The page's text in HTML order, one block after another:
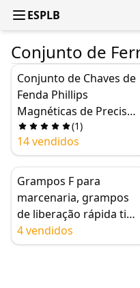
ESPLB
Conjunto de
Conjunto de Chaves de
Fenda Phillips
Magnéticas de Precisão
para Reparo, Conjunto
de Chaves de Fenda
JAKEMY 145 em 1,
Conjunto de Chaves de
Fenda Phillips Versátil,
inclui Bits Hex, CR-V
(1)
14 vendidos
Grampos F para
marcenaria, grampos
de liberação rápida tipo
F duráveis de 6
polegadas
4 vendidos